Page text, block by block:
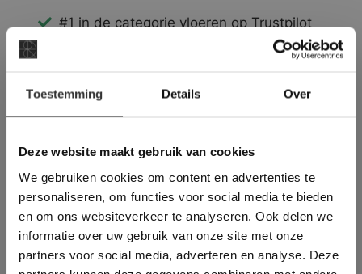
Toestemming Details Over
Deze website maakt gebruik van cookies
We gebruiken cookies om content en advertenties te
personaliseren, om functies voor social media te bieden
en om ons websiteverkeer te analyseren. Ook delen we
informatie over uw gebruik van onze site met onze
partners voor social media, adverteren en analyse. Deze
#1 in de categorie vloeren op Trustpilot
Binnen 24 uur een passende offerte
Meer dan 500 m2 showroom
Deze website maakt
gebruik van cookies.
This Cookie Banner was deleted and is no
longer working. Please contact the website
administrator.
Deze website gebruikt cookies om de
gebruikerservaring te verbeteren. Door
gebruik te maken van onze website geeft u
toestemming voor alle cookies in
overeenstemming met ons cookiebeleid.Lees
verder